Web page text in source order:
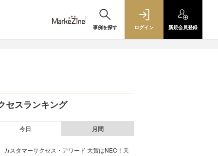
事例を探す ログイン 新規会員登録
セスランキング
今日 月間
カスタマーサクセス・アワード 大賞はNEC！天